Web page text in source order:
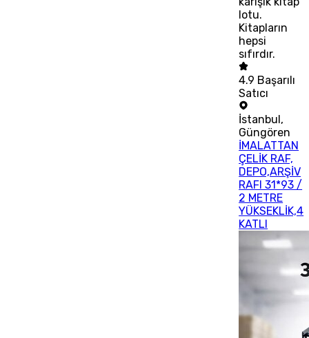
lotu.
Kitapların
hepsi
sıfırdır.
4.9 Başarılı
Satıcı
İstanbul,
Güngören
İMALATTAN
ÇELİK RAF,
DEPO,ARŞİV
RAFI 31*93 /
2 METRE
YÜKSEKLİK,4
KATLI